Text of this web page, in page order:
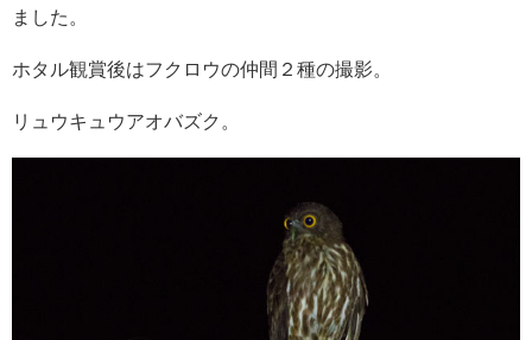
ました。
ホタル観賞後はフクロウの仲間２種の撮影。
リュウキュウアオバズク。